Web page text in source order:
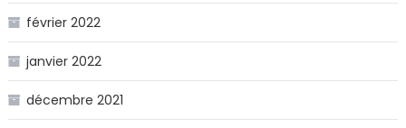
février 2022
janvier 2022
décembre 2021